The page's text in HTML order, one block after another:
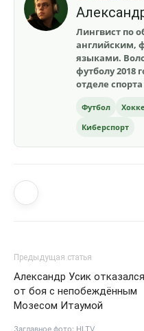
Лингвист по
английским,
языками.
футболу 2018
отделе
Футбол
Киберспорт
Предыдущая статья
Александр Усик отказался
от боя с непобеждённым
Мозесом Итаумой
Заглавное фото: HLTV